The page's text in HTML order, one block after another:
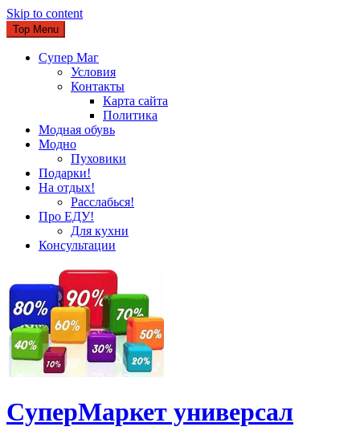
Skip to content
Top Menu
Супер Маг
Условия
Контакты
Карта сайта
Политика
Модная обувь
Модно
Пуховики
Подарки!
На отдых!
Расслабься!
Про ЕДУ!
Для кухни
Консультации
CуперМаркет универсал